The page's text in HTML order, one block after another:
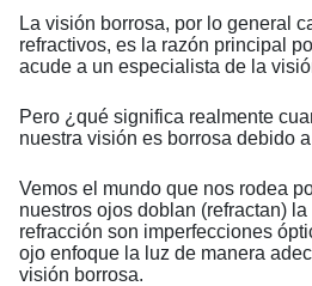
La visión borrosa, por lo general
refractivos, es la razón principal
acude a un especialista de la
Pero ¿qué significa realmente
nuestra visión es borrosa debido
Vemos el mundo que nos rodea
nuestros ojos doblan (refractan)
refracción son imperfecciones
ojo enfoque la luz de manera
visión borrosa.